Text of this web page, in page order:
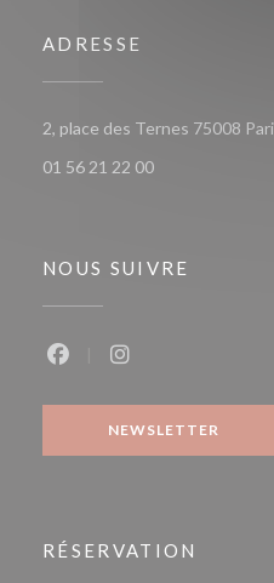
ADRESSE
2, place des Ternes 75008
01 56 21 22 00
NOUS SUIVRE
NEWSLETTER
RÉSERVATION